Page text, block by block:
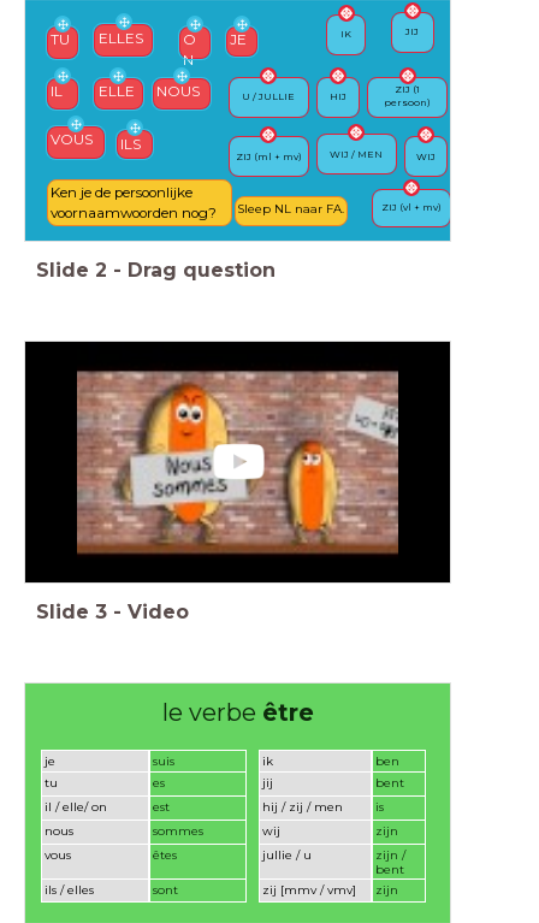
Ken je de persoonlijke
voornaamwoorden nog?
Sleep NL naar FA.
IK JIJ
HIJ
ZIJ (1
persoon)
WIJ / MEN WIJ
U / JULLIE
ZIJ (ml + mv)
ZIJ (vl + mv)
JE
TU
IL ELLE
O
N
NOUS
VOUS ILS
ELLES
Slide 2 - Drag question
Slide 3 - Video
le verbe être
je
suis
tu
es
il / elle/ on
est
nous
sommes
vous
êtes
ils / elles sont
ik
ben
jij
bent
hij / zij / men
is
wij
zijn
jullie / u
zijn /
bent
zij [mmv / vmv]
zijn